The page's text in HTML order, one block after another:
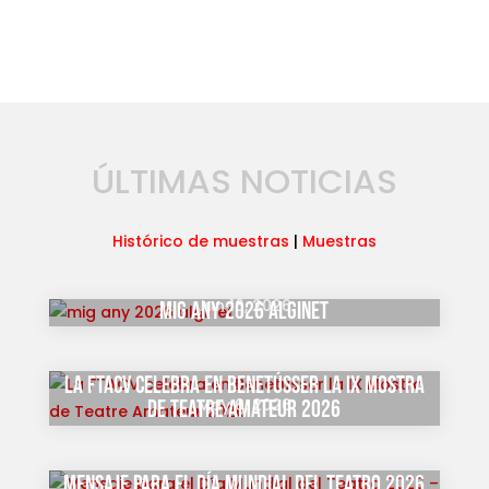
ÚLTIMAS NOTICIAS
Histórico de muestras | Muestras
mig any 2026 alginet
Jun 16, 2026
La FTACV celebra en Benetússer la IX Mostra
de Teatre Amateur 2026
May 6, 2026